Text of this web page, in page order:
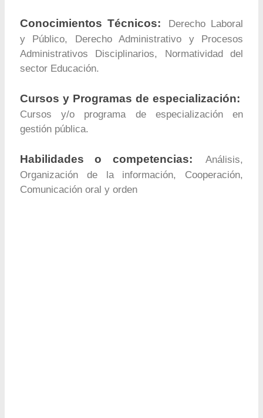
Conocimientos Técnicos:
Derecho Laboral
y Público, Derecho Administrativo y Procesos
Administrativos Disciplinarios, Normatividad del
sector Educación.
Cursos y Programas de especialización:
Cursos y/o programa de especialización en
gestión pública.
Habilidades o competencias:
Análisis,
Organización de la información, Cooperación,
Comunicación oral y orden